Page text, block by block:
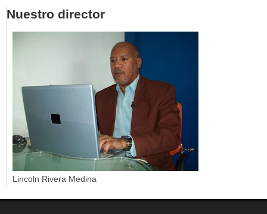
Nuestro director
Lincoln Rivera Medina